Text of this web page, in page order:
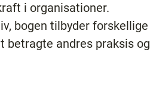
i organisationer.
bogen tilbyder forskellige
betragte andres praksis og